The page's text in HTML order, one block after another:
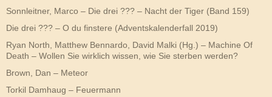
Sonnleitner, Marco – Die drei ??? – Nacht der Tiger (Band 159)
Die drei ??? – O du finstere (Adventskalenderfall 2019)
Ryan North, Matthew Bennardo, David Malki (Hg.) – Machine Of
Death – Wollen Sie wirklich wissen, wie Sie sterben werden?
Brown, Dan – Meteor
Torkil Damhaug – Feuermann